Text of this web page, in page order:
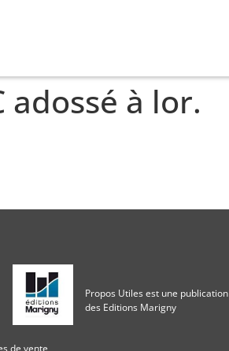
adossé à lor.
Propos Utiles est une publication
des Editions Marigny
de vente